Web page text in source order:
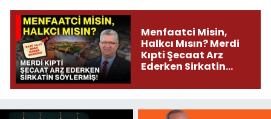
Menfaatci Misin,
Halkcı Mısın? Merdi
Kıpti Şecaat Arz
Ederken Sirkatin